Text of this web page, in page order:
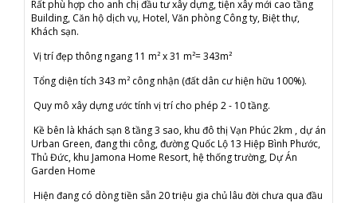
Rất phù hợp cho anh chị đầu tư xây dựng, tiện xây mới cao tầng
Building, Căn hộ dịch vụ, Hotel, Văn phòng Công ty, Biệt thự,
Khách sạn.
Vị trí đẹp thông ngang 11 m² x 31 m²= 343m²
Tổng diện tích 343 m² công nhận (đất dân cư hiện hữu 100%).
Quy mô xây dựng ước tính vị trí cho phép 2 - 10 tầng.
Kề bên là khách sạn 8 tầng 3 sao, khu đô thị Vạn Phúc 2km , dự án
Urban Green, đang thi công, đường Quốc Lộ 13 Hiệp Bình Phước,
Thủ Đức, khu Jamona Home Resort, hệ thống trường, Dự Án
Garden Home
Hiện đang có dòng tiền sẵn 20 triệu gia chủ lâu đời chưa qua đầu